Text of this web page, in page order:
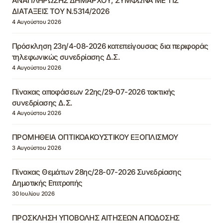
ΔΙΑΤΑΞΕΙΣ ΤΟΥ Ν.5314/2026
4 Αυγούστου 2026
Πρόσκληση 23η/4-08-2026 κατεπείγουσας δια περιφοράς
τηλεφωνικώς συνεδρίασης Δ.Σ.
4 Αυγούστου 2026
Πίνακας αποφάσεων 22ης/29-07-2026 τακτικής
συνεδρίασης Δ.Σ.
4 Αυγούστου 2026
ΠΡΟΜΗΘΕΙΑ ΟΠΤΙΚΟΑΚΟΥΣΤΙΚΟΥ ΕΞΟΠΛΙΣΜΟΥ
3 Αυγούστου 2026
Πίνακας Θεμάτων 28ης/28-07-2026 Συνεδρίασης
Δημοτικής Επιτροπής
30 Ιουλίου 2026
ΠΡΟΣΚΛΗΣΗ ΥΠΟΒΟΛΗΣ ΑΙΤΗΣΕΩΝ ΑΠΟΔΟΣΗΣ